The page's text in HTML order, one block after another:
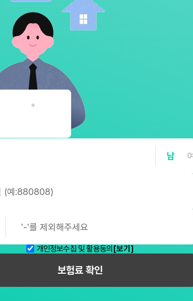
남
개인정보수집 및 활용동의 [보기]
보험료 확인